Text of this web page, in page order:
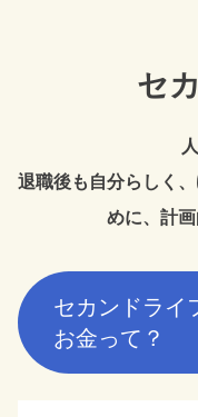
セ
退職後も自分らしく
めに、計画
セカンドライ
お金って？